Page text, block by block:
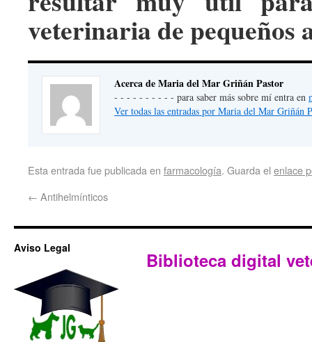
veterinaria de pequeños
Acerca de Maria del Mar Griñán Pastor
- - - - - - - - - - para saber más sobre mí entra en
Ver todas las entradas por Maria del Mar Griñán
Esta entrada fue publicada en farmacología. Guarda el enlace
← Antihelmínticos
Aviso Legal
Biblioteca digital